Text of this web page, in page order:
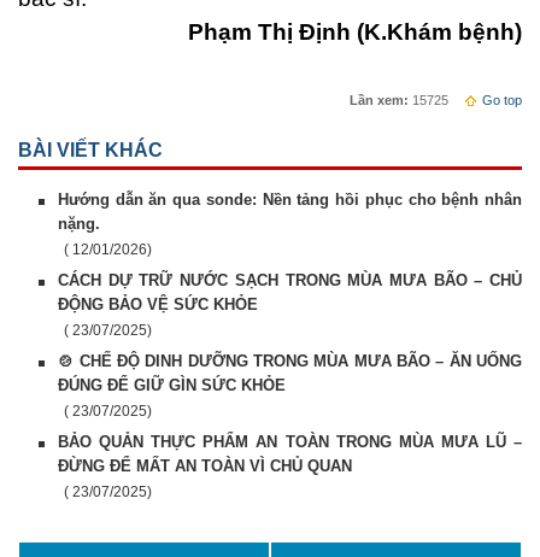
Phạm Thị Định (K.Khám bệnh)
Lần xem: 15725 Go top
BÀI VIẾT KHÁC
Hướng dẫn ăn qua sonde: Nền tảng hồi phục cho bệnh nhân
nặng.
( 12/01/2026)
CÁCH DỰ TRỮ NƯỚC SẠCH TRONG MÙA MƯA BÃO – CHỦ
ĐỘNG BẢO VỆ SỨC KHỎE
( 23/07/2025)
🍲 CHẾ ĐỘ DINH DƯỠNG TRONG MÙA MƯA BÃO – ĂN UỐNG
ĐÚNG ĐỂ GIỮ GÌN SỨC KHỎE
( 23/07/2025)
BẢO QUẢN THỰC PHẨM AN TOÀN TRONG MÙA MƯA LŨ –
ĐỪNG ĐỂ MẤT AN TOÀN VÌ CHỦ QUAN
( 23/07/2025)